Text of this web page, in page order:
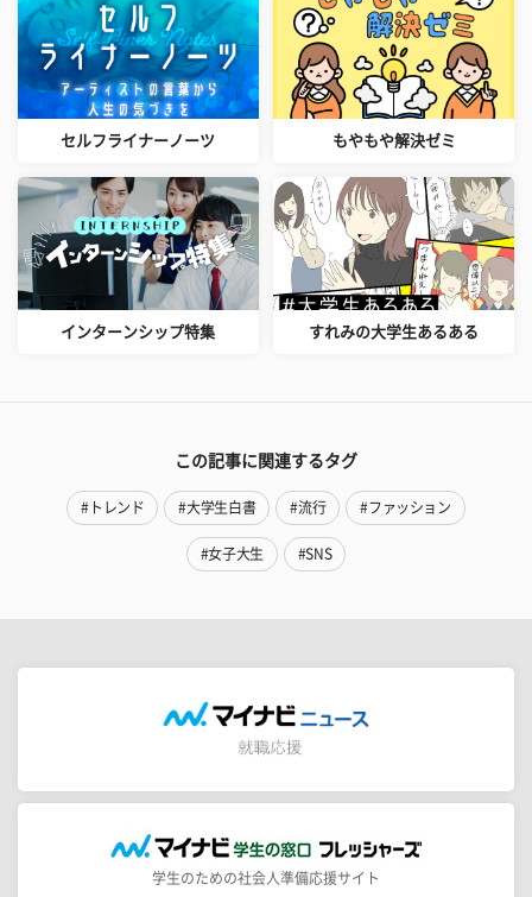
セルフライナーノーツ もやもや解決ゼミ
インターンシップ特集 すれみの大学生あるある
この記事に関連するタグ
#トレンド #大学生白書 #流行 #ファッション
#女子大生 #SNS
学生のための社会人準備応援サイト